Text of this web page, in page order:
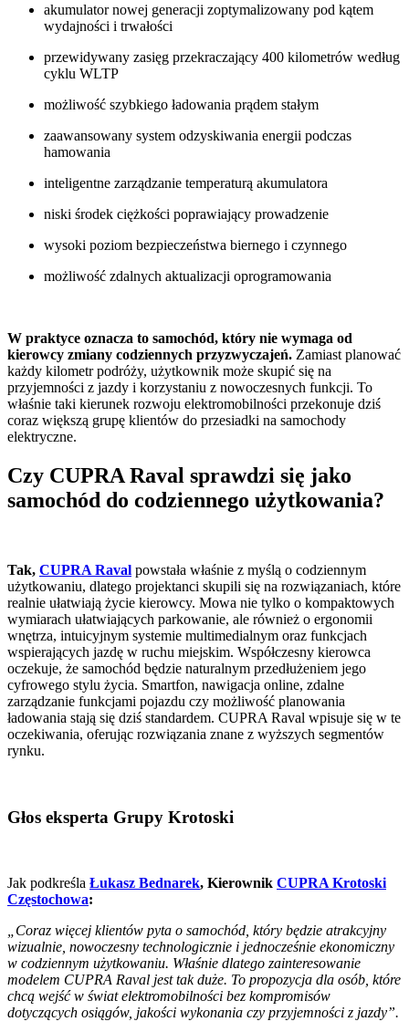
akumulator nowej generacji zoptymalizowany pod kątem
wydajności i trwałości
przewidywany zasięg przekraczający 400 kilometrów według
cyklu WLTP
możliwość szybkiego ładowania prądem stałym
zaawansowany system odzyskiwania energii podczas
hamowania
inteligentne zarządzanie temperaturą akumulatora
niski środek ciężkości poprawiający prowadzenie
wysoki poziom bezpieczeństwa biernego i czynnego
możliwość zdalnych aktualizacji oprogramowania
W praktyce oznacza to samochód, który nie wymaga od
kierowcy zmiany codziennych przyzwyczajeń. Zamiast planować
każdy kilometr podróży, użytkownik może skupić się na
przyjemności z jazdy i korzystaniu z nowoczesnych funkcji. To
właśnie taki kierunek rozwoju elektromobilności przekonuje dziś
coraz większą grupę klientów do przesiadki na samochody
elektryczne.
Czy CUPRA Raval sprawdzi się jako
samochód do codziennego użytkowania?
Tak, CUPRA Raval powstała właśnie z myślą o codziennym
użytkowaniu, dlatego projektanci skupili się na rozwiązaniach, które
realnie ułatwiają życie kierowcy. Mowa nie tylko o kompaktowych
wymiarach ułatwiających parkowanie, ale również o ergonomii
wnętrza, intuicyjnym systemie multimedialnym oraz funkcjach
wspierających jazdę w ruchu miejskim. Współczesny kierowca
oczekuje, że samochód będzie naturalnym przedłużeniem jego
cyfrowego stylu życia. Smartfon, nawigacja online, zdalne
zarządzanie funkcjami pojazdu czy możliwość planowania
ładowania stają się dziś standardem. CUPRA Raval wpisuje się w te
oczekiwania, oferując rozwiązania znane z wyższych segmentów
rynku.
Głos eksperta Grupy Krotoski
Jak podkreśla Łukasz Bednarek, Kierownik CUPRA Krotoski
Częstochowa:
„Coraz więcej klientów pyta o samochód, który będzie atrakcyjny
wizualnie, nowoczesny technologicznie i jednocześnie ekonomiczny
w codziennym użytkowaniu. Właśnie dlatego zainteresowanie
modelem CUPRA Raval jest tak duże. To propozycja dla osób, które
chcą wejść w świat elektromobilności bez kompromisów
dotyczących osiągów, jakości wykonania czy przyjemności z jazdy”.